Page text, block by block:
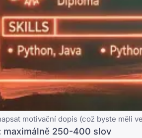
motivační dopis (což byste měli
maximálně 250-400 slov